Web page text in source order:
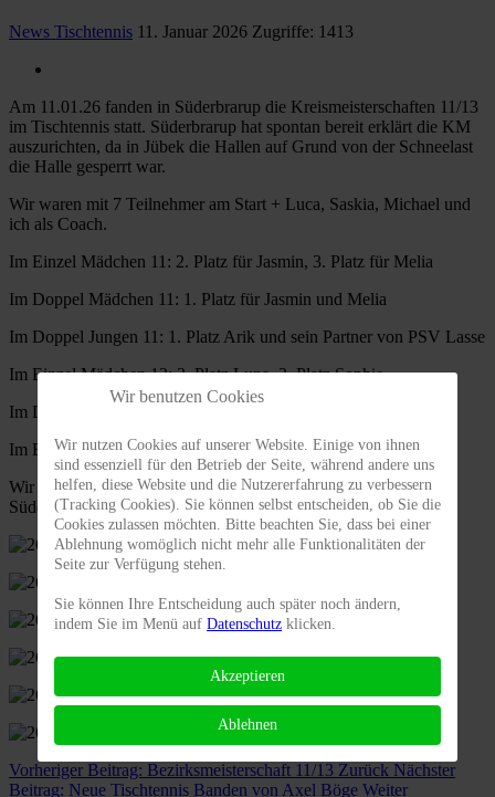
News Tischtennis 11. Januar 2026 Zugriffe: 1413
Am 11.01.26 fanden in Süderbrarup die Kreismeisterschaften 11/13
im Tischtennis statt. Süderbrarup hat spontan bereit erklärt die KM
auszurichten, da in Jübek die Hallen auf Grund von der Schneelast
die Halle gesperrt war.
Wir waren mit 7 Teilnehmer am Start + Luca, Saskia, Michael und
ich als Coach.
Im Einzel Mädchen 11: 2. Platz für Jasmin, 3. Platz für Melia
Im Doppel Mädchen 11: 1. Platz für Jasmin und Melia
Im Doppel Jungen 11: 1. Platz Arik und sein Partner von PSV Lasse
Im Einzel Mädchen 13: 3. Platz Luna, 3. Platz Sophie
Im Doppel Mädchen 13: 2. Platz Luna und Sophie
Im Einzel Jungen 13: 3. Christian
Wir freuen uns auf die Bezirksmeisterschaften am 01.02.26 in
Süderbrarup
Vorheriger Beitrag: Bezirksmeisterschaft 11/13 Zurück Nächster
Beitrag: Neue Tischtennis Banden von Axel Böge Weiter
Wir benutzen Cookies
Wir nutzen Cookies auf unserer Website. Einige von ihnen
sind essenziell für den Betrieb der Seite, während andere uns
helfen, diese Website und die Nutzererfahrung zu verbessern
(Tracking Cookies). Sie können selbst entscheiden, ob Sie die
Cookies zulassen möchten. Bitte beachten Sie, dass bei einer
Ablehnung womöglich nicht mehr alle Funktionalitäten der
Seite zur Verfügung stehen.
Sie können Ihre Entscheidung auch später noch ändern,
indem Sie im Menü auf Datenschutz klicken.
Akzeptieren
Ablehnen